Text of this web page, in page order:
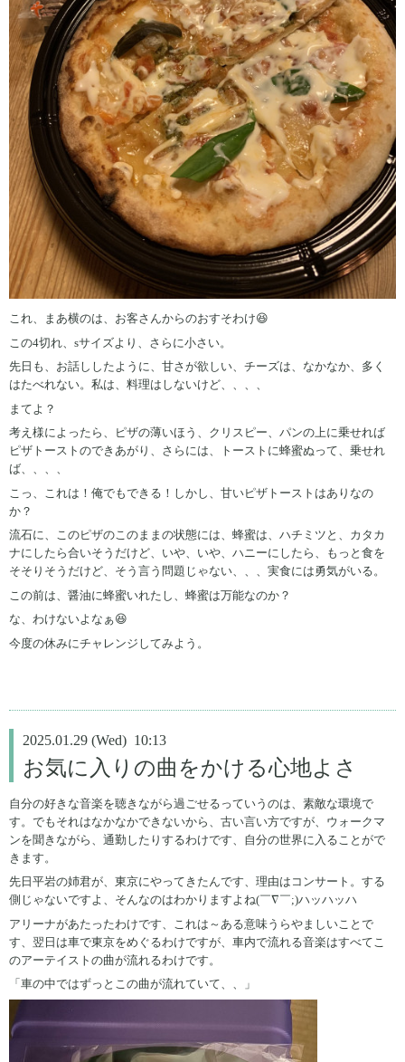
これ、まあ横のは、お客さんからのおすそわけ😆
この4切れ、sサイズより、さらに小さい。
先日も、お話ししたように、甘さが欲しい、チーズは、なかなか、多く
はたべれない。私は、料理はしないけど、、、、
まてよ？
考え様によったら、ピザの薄いほう、クリスピー、パンの上に乗せれば
ピザトーストのできあがり、さらには、トーストに蜂蜜ぬって、乗せれ
ば、、、、
こっ、これは！俺でもできる！しかし、甘いピザトーストはありなの
か？
流石に、このピザのこのままの状態には、蜂蜜は、ハチミツと、カタカ
ナにしたら合いそうだけど、いや、いや、ハニーにしたら、もっと食を
そそりそうだけど、そう言う問題じゃない、、、実食には勇気がいる。
この前は、醤油に蜂蜜いれたし、蜂蜜は万能なのか？
な、わけないよなぁ😆
今度の休みにチャレンジしてみよう。
2025.01.29 (Wed) 10:13
お気に入りの曲をかける心地よさ
自分の好きな音楽を聴きながら過ごせるっていうのは、素敵な環境で
す。でもそれはなかなかできないから、古い言い方ですが、ウォークマ
ンを聞きながら、通勤したりするわけです、自分の世界に入ることがで
きます。
先日平岩の姉君が、東京にやってきたんです、理由はコンサート。する
側じゃないですよ、そんなのはわかりますよね(￣∇￣;)ハッハッハ
アリーナがあたったわけです、これは～ある意味うらやましいことで
す、翌日は車で東京をめぐるわけですが、車内で流れる音楽はすべてこ
のアーテイストの曲が流れるわけです。
「車の中ではずっとこの曲が流れていて、、」